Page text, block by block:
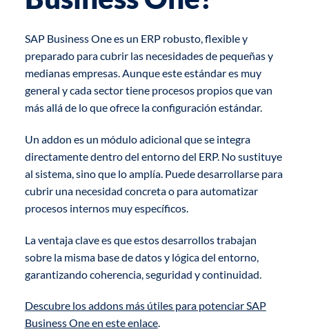
SAP Business One es un ERP robusto, flexible y
preparado para cubrir las necesidades de pequeñas y
medianas empresas. Aunque este estándar es muy
general y cada sector tiene procesos propios que van
más allá de lo que ofrece la configuración estándar.
Un addon es un módulo adicional que se integra
directamente dentro del entorno del ERP. No sustituye
al sistema, sino que lo amplía. Puede desarrollarse para
cubrir una necesidad concreta o para automatizar
procesos internos muy específicos.
La ventaja clave es que estos desarrollos trabajan
sobre la misma base de datos y lógica del entorno,
garantizando coherencia, seguridad y continuidad.
Descubre los addons más útiles para potenciar SAP
Business One en este enlace.